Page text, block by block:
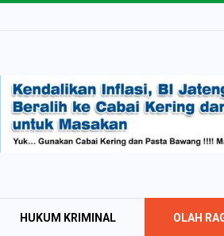
HUKUM KRIMINAL OLAH